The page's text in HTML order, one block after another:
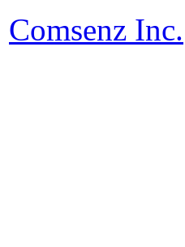
Comsenz Inc.